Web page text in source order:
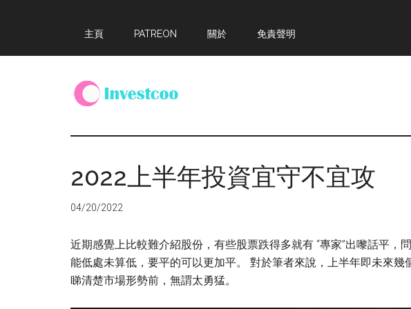
main
primary
footer
主頁 PATREON 關於 免責聲明
Investcoo
個
活
的
資
網
站
2022上半年投資宜守不宜攻
04/20/2022
近期感覺上比較難介紹股份，有些股票跌得多就有 “專家”出嚟話平，
能低處未算低，要平的可以更加平。 對於筆者來說，上半年即未來幾
睇清楚市場形勢前，無謂太勇猛。